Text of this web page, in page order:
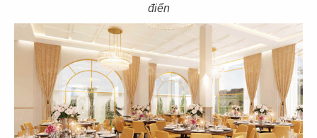
điển
53
BẮC KIM THANG
CN Marina IFC
54
BẮC KIM THANG
CN Thiso Mall Sala